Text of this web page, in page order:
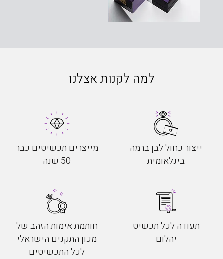
למה לקנות אצלנו
ייצור כחול לבן ברמה
בינלאומית
מייצרים תכשיטים כבר
50 שנה
תעודה לכל תכשיט
יהלום
חותמת אימות הזהב של
מכון התקנים הישראלי
לכל התכשיטים